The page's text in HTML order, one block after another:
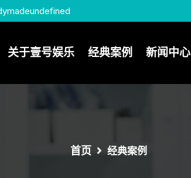
关于壹号娱乐 经典案例 新闻中心
首页 经典案例